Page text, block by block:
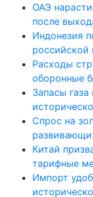
ОАЭ
после
Индонезия
российской
Расходы
оборонные
Запасы
Спрос на
Китай
тарифные
Импорт